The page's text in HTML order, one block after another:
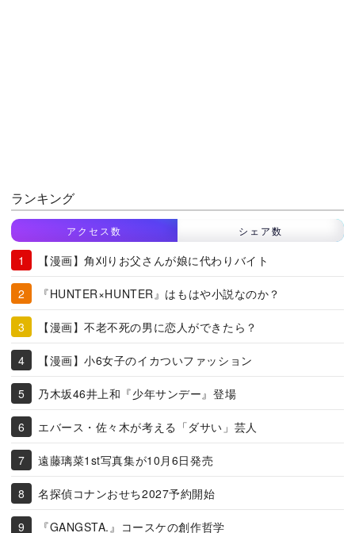
ランキング
アクセス数 シェア数
【漫画】角刈りお父さんが娘に代わりバイト
『HUNTER×HUNTER』はもはや小説なのか？
【漫画】不老不死の男に恋人ができたら？
【漫画】小6女子のイカついファッション
乃木坂46井上和『少年サンデー』登場
エバース・佐々木が考える「ダサい」芸人
遠藤璃菜1st写真集が10月6日発売
名探偵コナンおせち2027予約開始
『GANGSTA.』コースケの創作哲学